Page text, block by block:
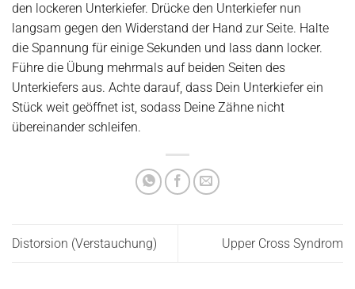
den lockeren Unterkiefer. Drücke den Unterkiefer nun
langsam gegen den Widerstand der Hand zur Seite. Halte
die Spannung für einige Sekunden und lass dann locker.
Führe die Übung mehrmals auf beiden Seiten des
Unterkiefers aus. Achte darauf, dass Dein Unterkiefer ein
Stück weit geöffnet ist, sodass Deine Zähne nicht
übereinander schleifen.
Distorsion (Verstauchung) Upper Cross Syndrom